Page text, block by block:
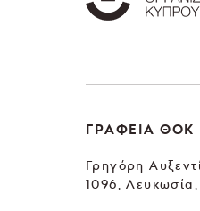
ΓΡΑΦΕΙΑ ΘΟΚ
Γρηγόρη
1096,